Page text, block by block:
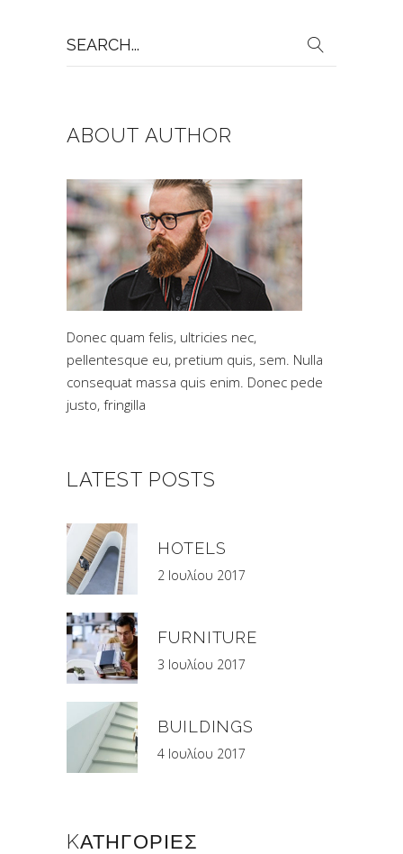
Search
ABOUT AUTHOR
Donec quam felis, ultricies nec,
pellentesque eu, pretium quis, sem. Nulla
consequat massa quis enim. Donec pede
justo, fringilla
LATEST POSTS
HOTELS
2 Ιουλίου 2017
FURNITURE
3 Ιουλίου 2017
BUILDINGS
4 Ιουλίου 2017
KΑΤΗΓΟΡΊΕΣ